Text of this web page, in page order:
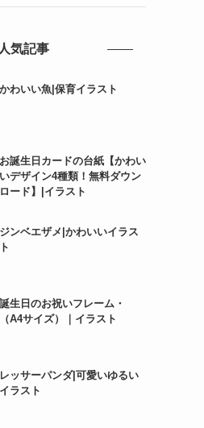
人気記事
かわいい魚|保育イラスト
お誕生日カードの台紙【かわい
いデザイン4種類！無料ダウン
ロード】|イラスト
ジンベエザメ|かわいいイラス
ト
誕生日のお祝いフレーム・
（A4サイズ）｜イラスト
レッサーパンダ|可愛いゆるい
イラスト